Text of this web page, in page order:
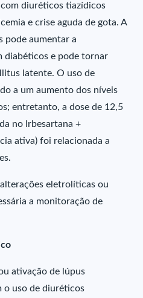
diuréticos tiazídicos
e crise aguda de gota. A
pode aumentar a
diabéticos e pode tornar
latente. O uso de
a um aumento dos níveis
entretanto, a dose de 12,5
no Irbesartana +
ativa) foi relacionada a
eletrolíticas ou
a monitoração de
ativação de lúpus
o uso de diuréticos